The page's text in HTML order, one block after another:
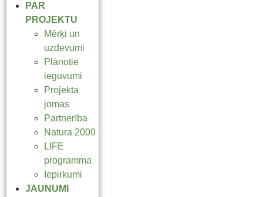
PAR
PROJEKTU
Mērķi un
uzdevumi
Plānotie
ieguvumi
Projekta
jomas
Partnerība
Natura 2000
LIFE
programma
Iepirkumi
JAUNUMI